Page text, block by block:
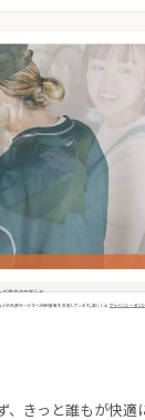
、きっと誰もが快適